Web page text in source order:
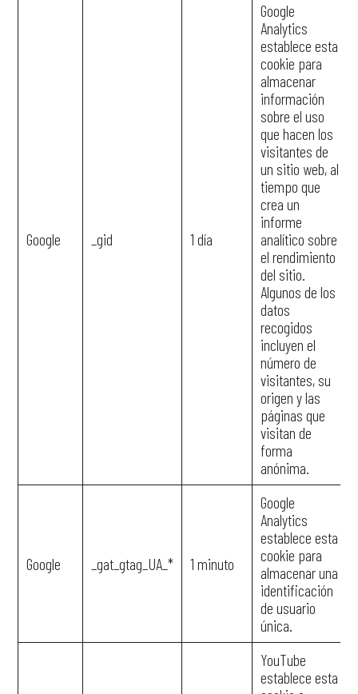
Google _gid 1 día
Google
Analytics
establece esta
cookie para
almacenar
información
sobre el uso
que hacen los
visitantes de
un sitio web, al
tiempo que
crea un
informe
analítico sobre
el rendimiento
del sitio.
Algunos de los
datos
recogidos
incluyen el
número de
visitantes, su
origen y las
páginas que
visitan de
forma
anónima.
Google _gat_gtag_UA_* 1 minuto
Google
Analytics
establece esta
cookie para
almacenar una
identificación
de usuario
única.
YouTube
establece esta